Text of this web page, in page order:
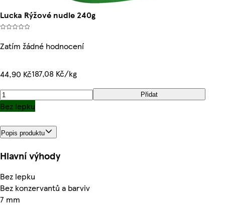
Lucka Rýžové nudle 240g
Zatím žádné hodnocení
44,90 Kč187,08 Kč/kg
Přidat
Bez lepku
Popis produktu
Hlavní výhody
Bez lepku
Bez konzervantů a barviv
7 mm